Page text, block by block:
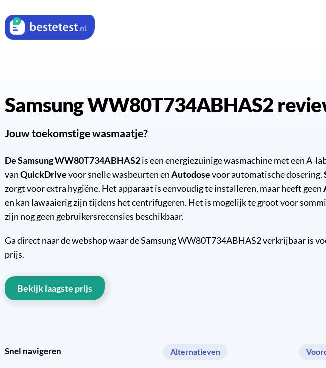
Samsung WW80T734ABHAS2
Jouw toekomstige wasmaatje?
De Samsung WW80T734ABHAS2is een energiezuinige wasmachine met een A-
vanQuickDrivevoor snelle wasbeurten enAutodosevoor automatische dosering.
zorgt voor extra hygiëne. Het apparaat is eenvoudig te installeren, maar heeft geen
en kan lawaaierig zijn tijdens het centrifugeren. Het is mogelijk te groot voor
zijn nog geen gebruikersrecensies beschikbaar.
Ga direct naar de webshop waar de Samsung WW80T734ABHAS2 verkrijbaar is
prijs.
Bekijk laagste prijs
Snel navigeren Alternatieven